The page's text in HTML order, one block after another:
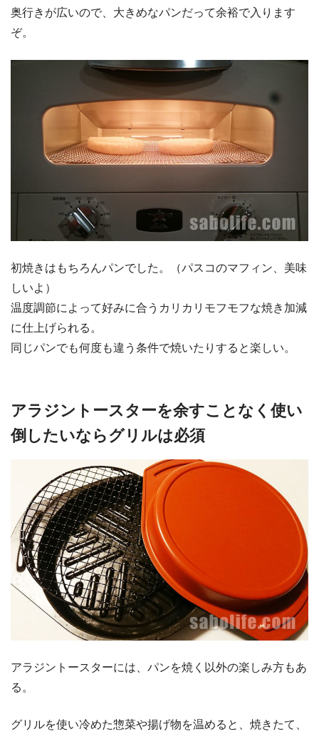
奥行きが広いので、大きめなパンだって余裕で入ります
ぞ。
初焼きはもちろんパンでした。（パスコのマフィン、美味
しいよ）
温度調節によって好みに合うカリカリモフモフな焼き加減
に仕上げられる。
同じパンでも何度も違う条件で焼いたりすると楽しい。
アラジントースターを余すことなく使い
倒したいならグリルは必須
アラジントースターには、パンを焼く以外の楽しみ方もあ
る。
グリルを使い冷めた惣菜や揚げ物を温めると、焼きたて、